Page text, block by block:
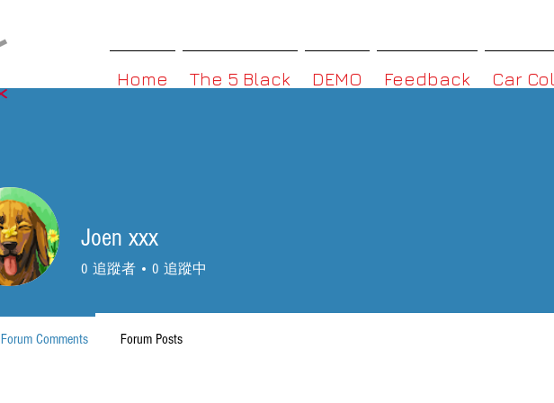
Home The 5 Black DEMO Feedback Car
Joen xxx
0 追蹤者 0 追蹤中
Forum Comments Forum Posts